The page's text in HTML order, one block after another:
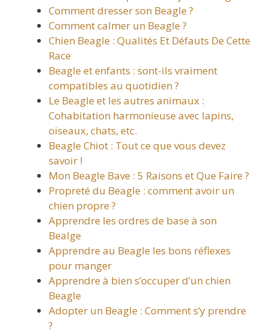
Comment dresser son Beagle ?
Comment calmer un Beagle ?
Chien Beagle : Qualités Et Défauts De Cette
Race
Beagle et enfants : sont-ils vraiment
compatibles au quotidien ?
Le Beagle et les autres animaux :
Cohabitation harmonieuse avec lapins,
oiseaux, chats, etc.
Beagle Chiot : Tout ce que vous devez
savoir !
Mon Beagle Bave : 5 Raisons et Que Faire ?
Propreté du Beagle : comment avoir un
chien propre ?
Apprendre les ordres de base à son
Bealge
Apprendre au Beagle les bons réflexes
pour manger
Apprendre à bien s’occuper d’un chien
Beagle
Adopter un Beagle : Comment s’y prendre
?